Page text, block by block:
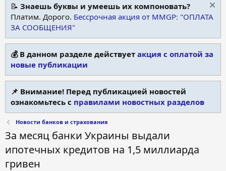
📝 Знаешь буквы и умеешь их компоновать?
Платим. Дорого. Бессрочная акция от MMGP: "ОПЛАТА
ЗА СООБЩЕНИЯ"
💰 В данном разделе действует акция с оплатой за
новые публикации
📌 Внимание! Перед публикацией новостей
ознакомьтесь с правилами новостных разделов
Новости банков и страхования
За месяц банки Украины выдали
ипотечных кредитов на 1,5 миллиарда
гривен